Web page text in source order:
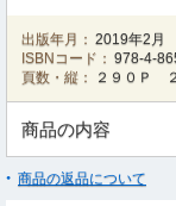
出版年月： 2019年2月
ISBNコード： 978-4-
頁数・縦：
２９０Ｐ
商品の内容
商品の返品について